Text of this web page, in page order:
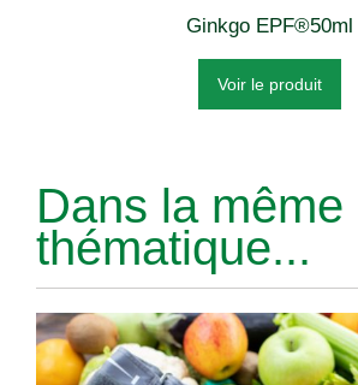
Ginkgo EPF®50ml
Voir le produit
Dans la même
thématique...